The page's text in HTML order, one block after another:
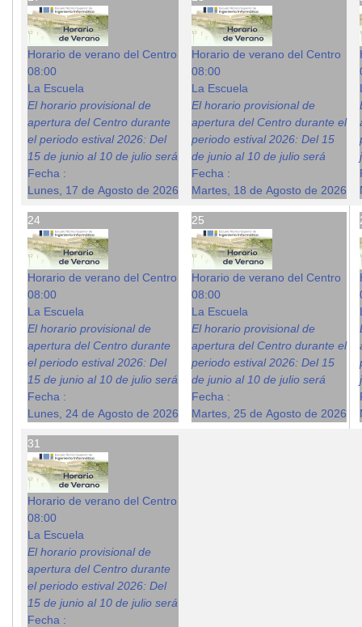
Horario de verano del Centro
08:00
La Escuela
El horario provisional de
apertura del Centro durante
el periodo estival 2026: Del
15 de junio al 10 de julio será
Fecha :
Lunes, 17 de Agosto de 2026
Horario de verano del Centro
08:00
La Escuela
El horario provisional de
apertura del Centro durante el
periodo estival 2026: Del 15
de junio al 10 de julio será
Fecha :
Martes, 18 de Agosto de 2026
24
Horario de verano del Centro
08:00
La Escuela
El horario provisional de
apertura del Centro durante
el periodo estival 2026: Del
15 de junio al 10 de julio será
Fecha :
Lunes, 24 de Agosto de 2026
25
Horario de verano del Centro
08:00
La Escuela
El horario provisional de
apertura del Centro durante el
periodo estival 2026: Del 15
de junio al 10 de julio será
Fecha :
Martes, 25 de Agosto de 2026
31
Horario de verano del Centro
08:00
La Escuela
El horario provisional de
apertura del Centro durante
el periodo estival 2026: Del
15 de junio al 10 de julio será
Fecha :